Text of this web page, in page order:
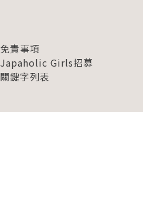
免責事項
Japaholic Girls招募
關鍵字列表